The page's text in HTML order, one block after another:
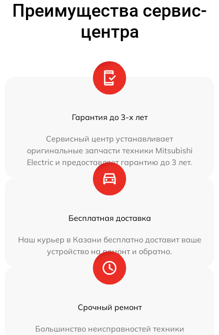
Преимущества сервис-
центра
Гарантия до 3-х лет
Сервисный центр устанавливает
оригинальные запчасти техники Mitsubishi
Electric и предоставляет гарантию до 3 лет.
Бесплатная доставка
Наш курьер в Казани бесплатно доставит ваше
устройство на ремонт и обратно.
Срочный ремонт
Большинство неисправностей техники